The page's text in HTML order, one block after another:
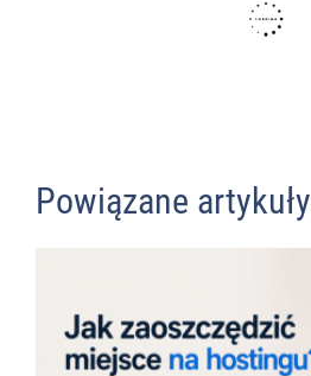
Powiązane artykuły